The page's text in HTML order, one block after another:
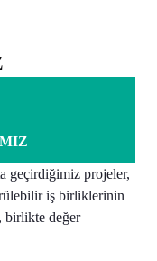
geçirdiğimiz projeler,
iş birliklerinin
birlikte değer